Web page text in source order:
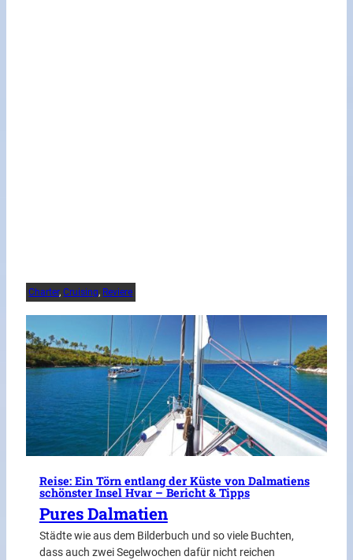
Charter, Cruising, Reviere
Reise: Ein Törn entlang der Küste von Dalmatiens
schönster Insel Hvar – Bericht & Tipps
Pures Dalmatien
Städte wie aus dem Bilderbuch und so viele Buchten,
dass auch zwei Segelwochen dafür nicht reichen